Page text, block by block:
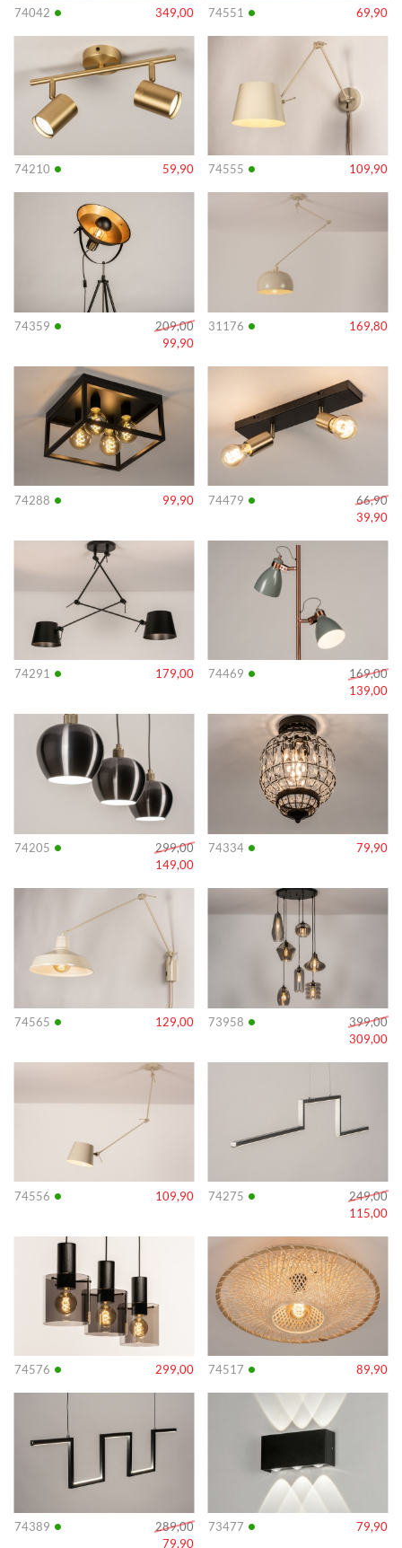
74042 • 349,00 74551 • 69,90
74210 • 59,90
Info
74555 • 109,90
Info
74359 •
209,00
99,90
Info
31176 • 169,80
Info
74288 • 99,90
Info
74479 •
66,90
39,90
Info
74291 • 179,00
Info
74469 •
169,00
139,00
Info
74205 •
299,00
149,00
Info
74334 • 79,90
Info
74565 • 129,00
Info
73958 •
399,00
309,00
Info
74556 • 109,90
Info
74275 •
249,00
115,00
Info
74576 • 299,00
Info
74517 • 89,90
Info
74389 •
289,00
79,90
Info
73477 • 79,90
Info